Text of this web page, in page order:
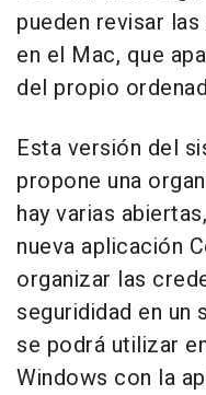
pueden revisar
en el Mac, que
del propio
Esta versión del
propone una
hay varias
nueva aplicación
organizar las
segurididad en un
se podrá utilizar
Windows con la